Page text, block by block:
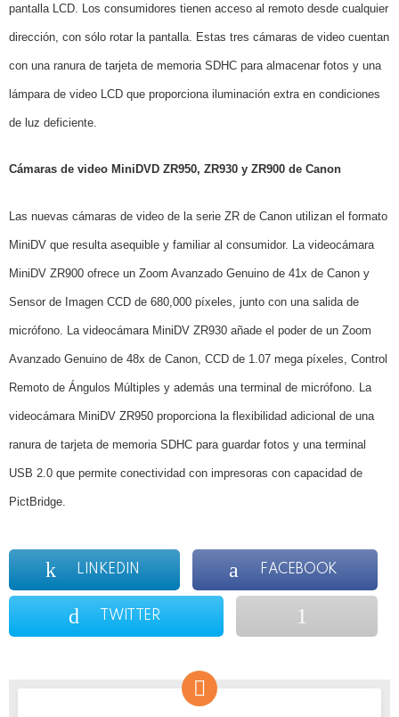
pantalla LCD. Los consumidores tienen acceso al remoto desde cualquier
dirección, con sólo rotar la pantalla. Estas tres cámaras de video cuentan
con una ranura de tarjeta de memoria SDHC para almacenar fotos y una
lámpara de video LCD que proporciona iluminación extra en condiciones
de luz deficiente.
Cámaras de video MiniDVD ZR950, ZR930 y ZR900 de Canon
Las nuevas cámaras de video de la serie ZR de Canon utilizan el formato
MiniDV que resulta asequible y familiar al consumidor. La videocámara
MiniDV ZR900 ofrece un Zoom Avanzado Genuino de 41x de Canon y
Sensor de Imagen CCD de 680,000 píxeles, junto con una salida de
micrófono. La videocámara MiniDV ZR930 añade el poder de un Zoom
Avanzado Genuino de 48x de Canon, CCD de 1.07 mega píxeles, Control
Remoto de Ángulos Múltiples y además una terminal de micrófono. La
videocámara MiniDV ZR950 proporciona la flexibilidad adicional de una
ranura de tarjeta de memoria SDHC para guardar fotos y una terminal
USB 2.0 que permite conectividad con impresoras con capacidad de
PictBridge.
LINKEDIN FACEBOOK
TWITTER